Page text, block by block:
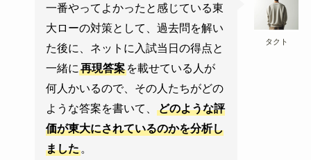
タクト
一番やってよかったと感じている東
大ローの対策として、過去問を解い
た後に、ネットに入試当日の得点と
一緒に再現答案 を載せている人が
何人かいるので、その人たちがどの
ような答案を書いて、どのような評
価が東大にされているのかを分析し
ました 。